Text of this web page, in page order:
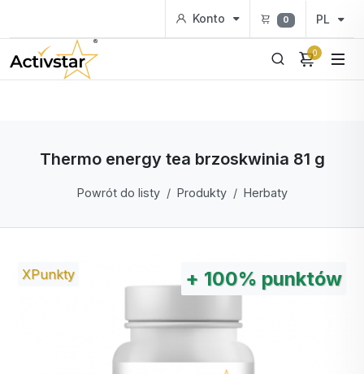
Konto 0 PL
0
Thermo energy tea brzoskwinia 81 g
Powrót do listy Produkty Herbaty
XPunkty + 100% punktów